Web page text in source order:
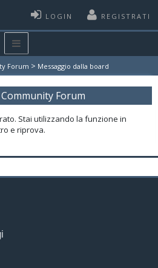
LOGIN REGISTRATI
Forum > Messaggio dalla board
Forum
Stai utilizzando la funzione in
e riprova.